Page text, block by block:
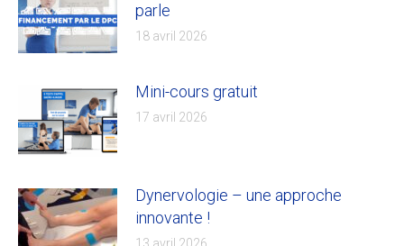
parle
18 avril 2026
Mini-cours gratuit
17 avril 2026
Dynervologie – une approche
innovante !